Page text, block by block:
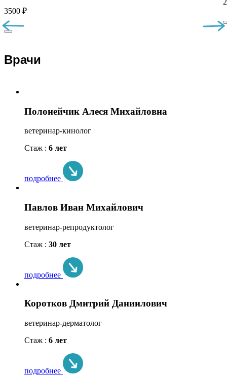
3500 ₽
Врачи
Полонейчик Алеся Михайловна
ветеринар-кинолог
Стаж : 6 лет
подробнее
Павлов Иван Михайлович
ветеринар-репродуктолог
Стаж : 30 лет
подробнее
Коротков Дмитрий Даниилович
ветеринар-дерматолог
Стаж : 6 лет
подробнее